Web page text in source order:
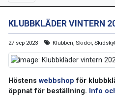
KLUBBKLÄDER VINTERN
27 sep 2023 Klubben, Skidor,
Höstens webbshop för
öppnat för beställning. Info